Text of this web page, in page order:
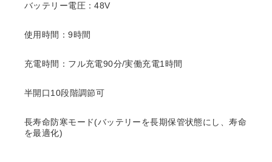
バッテリー電圧：48V
使用時間：9時間
充電時間：フル充電90分/実働充電1時間
半開口10段階調節可
長寿命防寒モード(バッテリーを長期保管状態にし、寿命
を最適化)